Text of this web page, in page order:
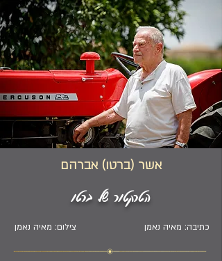
אשר (ברטו) אברהם
הטרקטור של ברטו
צילום: מאיה נאמן כתיבה: מאיה נאמן